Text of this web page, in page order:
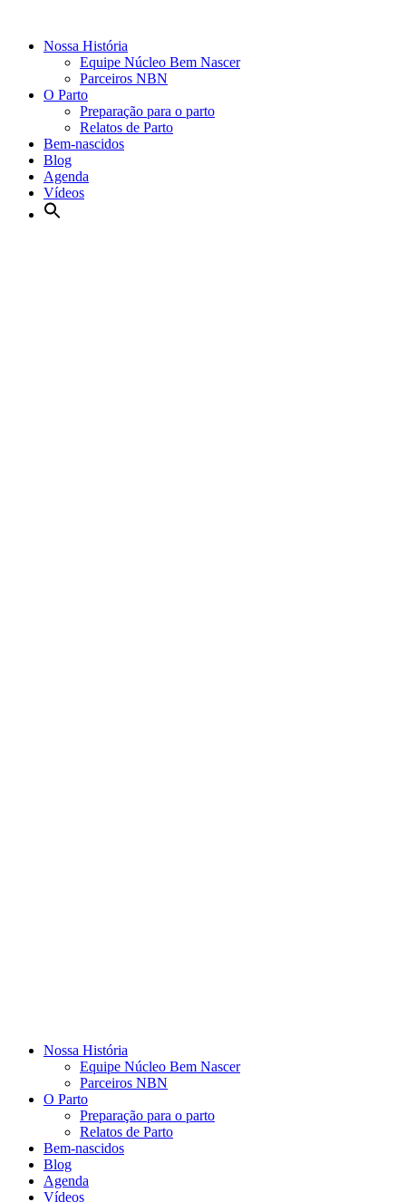
Nossa História
Equipe Núcleo Bem Nascer
Parceiros NBN
O Parto
Preparação para o parto
Relatos de Parto
Bem-nascidos
Blog
Agenda
Vídeos
Nossa História
Equipe Núcleo Bem Nascer
Parceiros NBN
O Parto
Preparação para o parto
Relatos de Parto
Bem-nascidos
Blog
Agenda
Vídeos